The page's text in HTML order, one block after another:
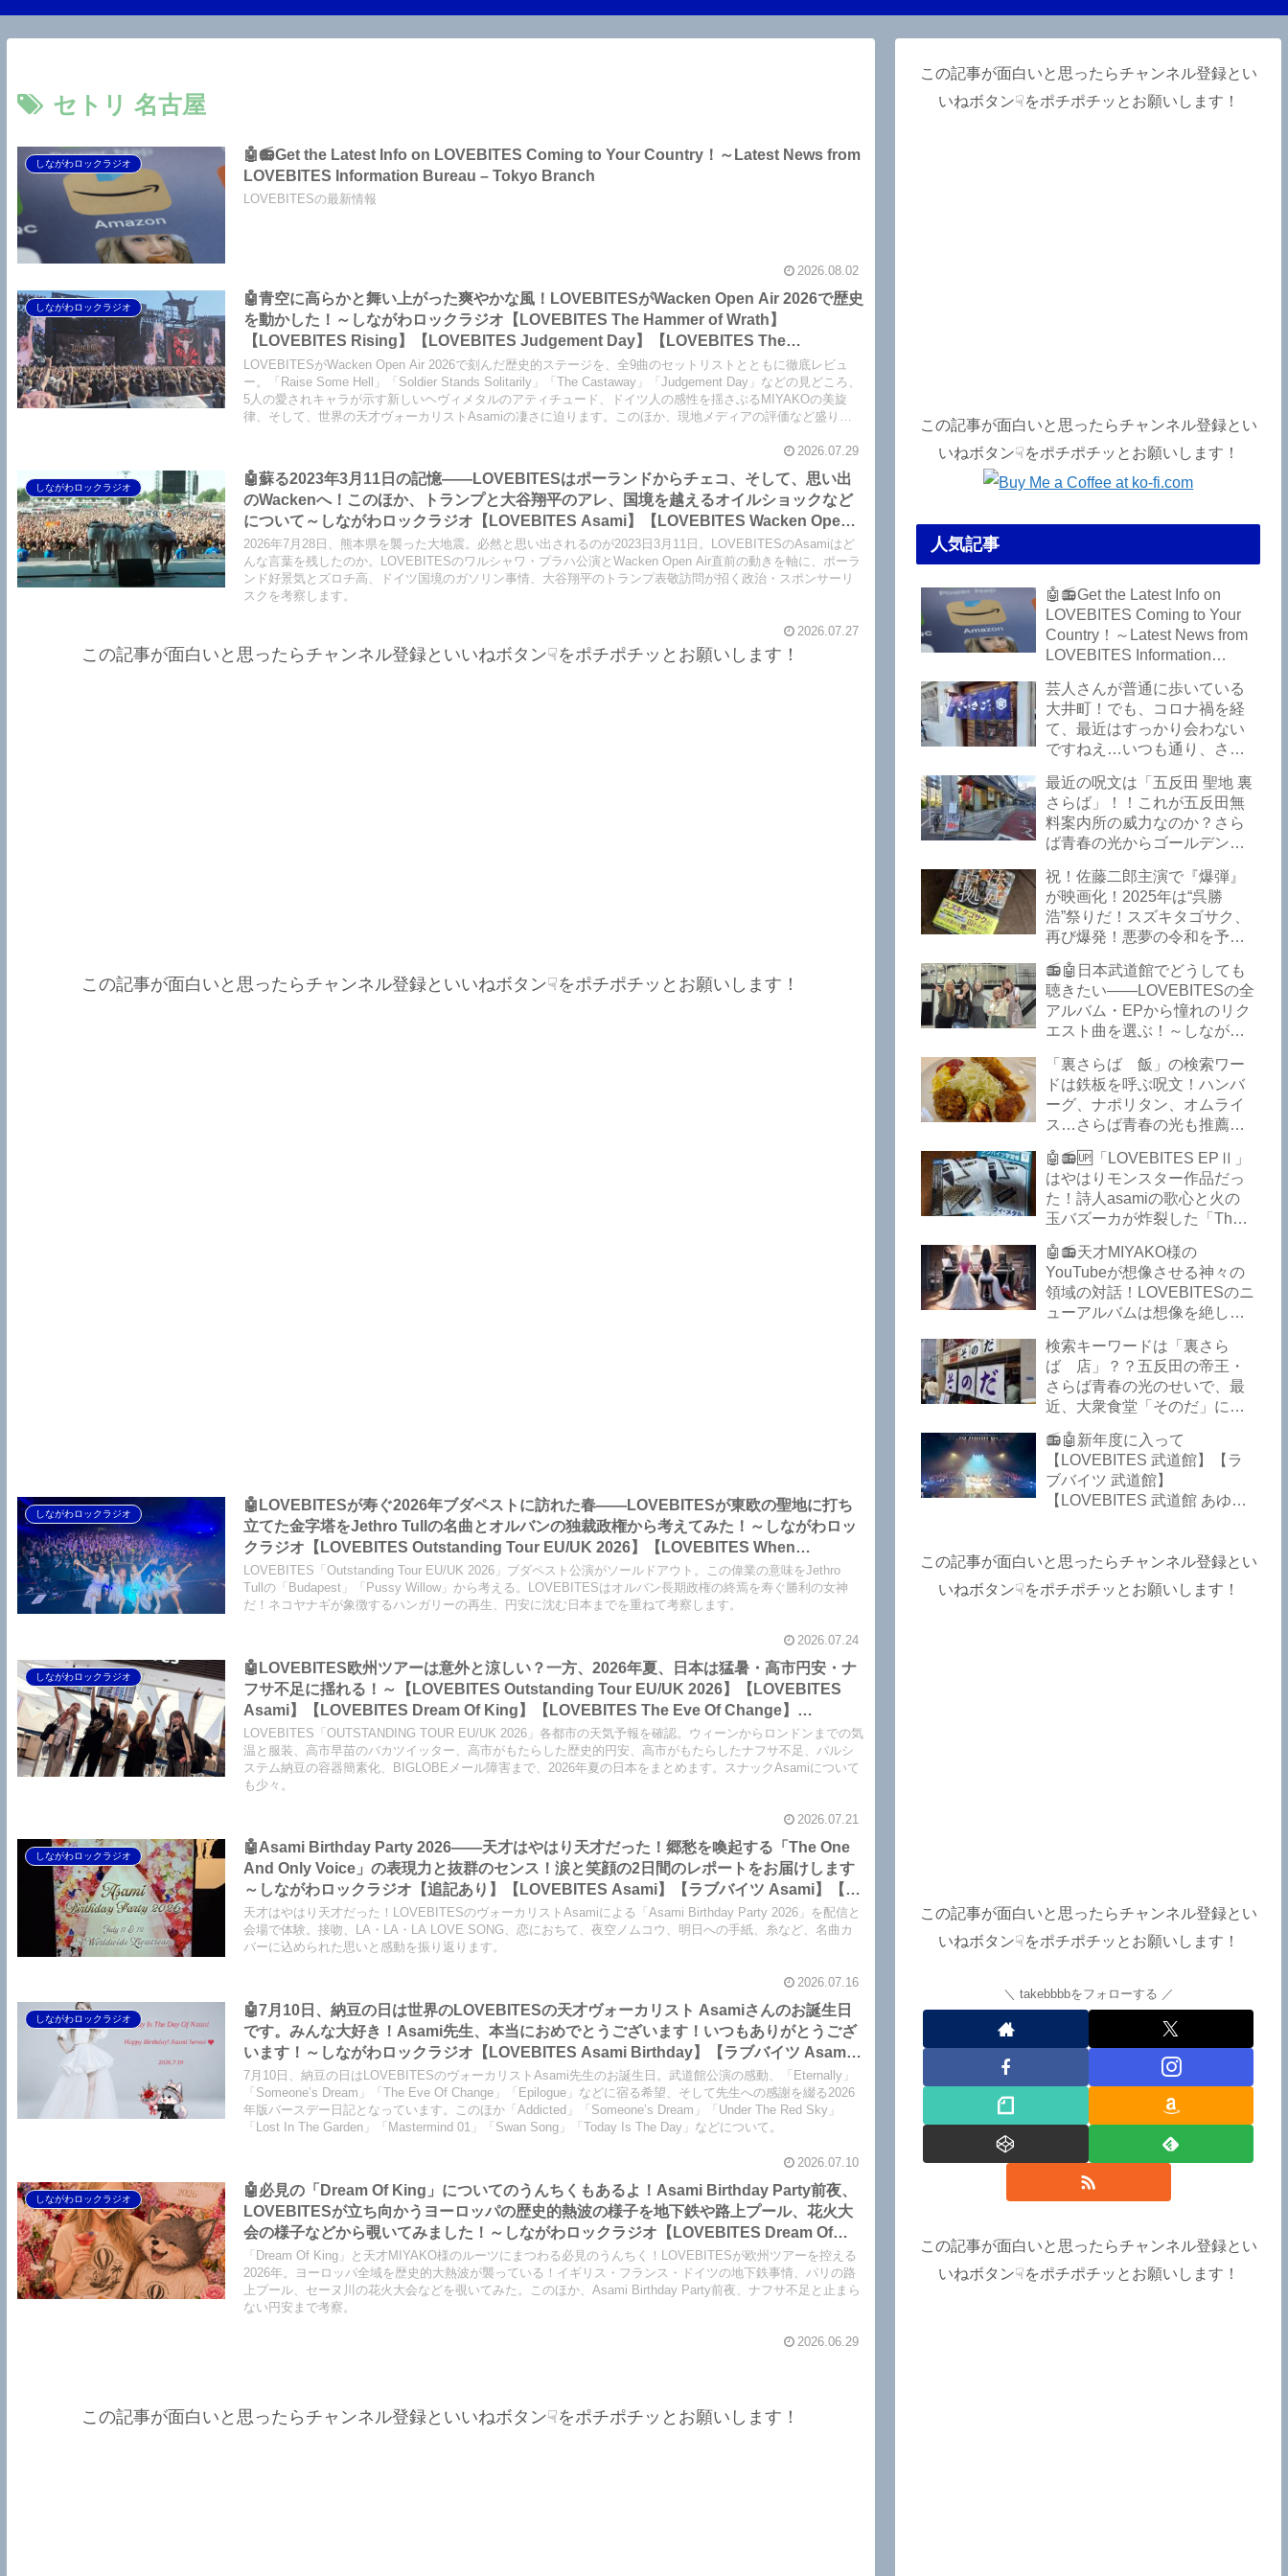
セトリ 名古屋
しながわロックラジオ
🤖📻Get the Latest Info on LOVEBITES Coming to Your Country！～Latest News from
LOVEBITES Information Bureau – Tokyo Branch
LOVEBITESの最新情報
2026.08.02
しながわロックラジオ
🤖青空に高らかと舞い上がった爽やかな風！LOVEBITESがWacken Open Air 2026で歴史
を動かした！～しながわロックラジオ【LOVEBITES The Hammer of Wrath】
【LOVEBITES Rising】【LOVEBITES Judgement Day】【LOVEBITES The
Castaway】【LOVEBITES Raise Some Hell】【LOVEBITES Soldier Stands
Solitarily】【LOVEBITES When Destinies Align】【LOVEBITES M.D.O.】
【LOVEBITES Holy War】
LOVEBITESがWacken Open Air 2026で刻んだ歴史的ステージを、全9曲のセットリストとともに徹底レビュ
ー。「Raise Some Hell」「Soldier Stands Solitarily」「The Castaway」「Judgement Day」などの見どころ、
5人の愛されキャラが示す新しいヘヴィメタルのアティチュード、ドイツ人の感性を揺さぶるMIYAKOの美旋
律、そして、世界の天才ヴォーカリストAsamiの凄さに迫ります。このほか、現地メディアの評価など盛りだ
2026.07.29
しながわロックラジオ
🤖蘇る2023年3月11日の記憶――LOVEBITESはポーランドからチェコ、そして、思い出
のWackenへ！このほか、トランプと大谷翔平のアレ、国境を越えるオイルショックなど
について～しながわロックラジオ【LOVEBITES Asami】【LOVEBITES Wacken Open
Air】【LOVEBITES The Castaway】【LOVEBITES One Will Remain】【LOVEBITES
We The United】【LOVEBITES Nameless Warrior】【James Last Vibrations】
2026年7月28日、熊本県を襲った大地震。必然と思い出されるのが2023日3月11日。LOVEBITESのAsamiはど
んな言葉を残したのか。LOVEBITESのワルシャワ・プラハ公演とWacken Open Air直前の動きを軸に、ポーラ
ンド好景気とズロチ高、ドイツ国境のガソリン事情、大谷翔平のトランプ表敬訪問が招く政治・スポンサーリ
スクを考察します。
2026.07.27
この記事が面白いと思ったらチャンネル登録といいねボタン☟をポチポチッとお願いします！
この記事が面白いと思ったらチャンネル登録といいねボタン☟をポチポチッとお願いします！
しながわロックラジオ
🤖LOVEBITESが寿ぐ2026年ブダペストに訪れた春――LOVEBITESが東欧の聖地に打ち
立てた金字塔をJethro Tullの名曲とオルバンの独裁政権から考えてみた！～しながわロッ
クラジオ【LOVEBITES Outstanding Tour EU/UK 2026】【LOVEBITES When
Destinies Allign】【LOVEBITES Blazing Halo】【LOVEBITES Liar】【LOVEBITES
One Will Remain】【LOVEBITES Budapest】【Jethro Tull Budapest】【Jethro Tull
Pussy Willow】
LOVEBITES「Outstanding Tour EU/UK 2026」ブダペスト公演がソールドアウト。この偉業の意味をJethro
Tullの「Budapest」「Pussy Willow」から考える。LOVEBITESはオルバン長期政権の終焉を寿ぐ勝利の女神
だ！ネコヤナギが象徴するハンガリーの再生、円安に沈む日本までを重ねて考察します。
2026.07.24
しながわロックラジオ
🤖LOVEBITES欧州ツアーは意外と涼しい？一方、2026年夏、日本は猛暑・高市円安・ナ
フサ不足に揺れる！～【LOVEBITES Outstanding Tour EU/UK 2026】【LOVEBITES
Asami】【LOVEBITES Dream Of King】【LOVEBITES The Eve Of Change】
【LOVEBITES Silence The Void】【LOVEBITES Eternally】【LOVEBITES Lost In The
Garden】【LOVEBITES スナックAsami】
LOVEBITES「OUTSTANDING TOUR EU/UK 2026」各都市の天気予報を確認。ウィーンからロンドンまでの気
温と服装、高市早苗のバカツイッター、高市がもたらした歴史的円安、高市がもたらしたナフサ不足、パルシ
ステム納豆の容器簡素化、BIGLOBEメール障害まで、2026年夏の日本をまとめます。スナックAsamiについて
も少々。
2026.07.21
しながわロックラジオ
🤖Asami Birthday Party 2026――天才はやはり天才だった！郷愁を喚起する「The One
And Only Voice」の表現力と抜群のセンス！涙と笑顔の2日間のレポートをお届けします
～しながわロックラジオ【追記あり】【LOVEBITES Asami】【ラブバイツ Asami】【接
吻 -kiss- ORIGINAL LOVE】【LA・LA・LA LOVE SONG 久保田利伸 with NAOMI
CAMPBELL】【恋におちて -Fall in love- 小林明子】【Hello, Again ～昔からある場所～
My Little Lover】【夜空ノムコウ SMAP】【炎 LiSA】【明日への手紙 手嶌葵】【糸 中島
天才はやはり天才だった！LOVEBITESのヴォーカリストAsamiによる「Asami Birthday Party 2026」を配信と
会場で体験。接吻、LA・LA・LA LOVE SONG、恋におちて、夜空ノムコウ、明日への手紙、糸など、名曲カ
バーに込められた思いと感動を振り返ります。
2026.07.16
しながわロックラジオ
🤖7月10日、納豆の日は世界のLOVEBITESの天才ヴォーカリスト Asamiさんのお誕生日
です。みんな大好き！Asami先生、本当におめでとうございます！いつもありがとうござ
います！～しながわロックラジオ【LOVEBITES Asami Birthday】【ラブバイツ Asami
Birthday】【LOVEBITES Asami Birthday Party】【LOVEBITES 歌詞 和訳】
【LOVEBITES The Eve Of Change】【LOVEBITES Eternally】 【LOVEBITES
Addicted】 【LOVEBITES Someone’s Dream】
7月10日、納豆の日はLOVEBITESのヴォーカリストAsami先生のお誕生日。武道館公演の感動、「Eternally」
「Someone’s Dream」「The Eve Of Change」「Epilogue」などに宿る希望、そして先生への感謝を綴る2026
年版バースデー日記となっています。このほか「Addicted」「Someone’s Dream」「Under The Red Sky」
「Lost In The Garden」「Mastermind 01」「Swan Song」「Today Is The Day」などについて。
2026.07.10
しながわロックラジオ
🤖必見の「Dream Of King」についてのうんちくもあるよ！Asami Birthday Party前夜、
LOVEBITESが立ち向かうヨーロッパの歴史的熱波の様子を地下鉄や路上プール、花火大
会の様子などから覗いてみました！～しながわロックラジオ【LOVEBITES Dream Of
King】【LOVEBITES Soldier Stands Solitarily】【LOVEBITES Asami Birthday
Party】【Black Sabath N.I.B】【松崎しげる 愛のメモリー】
「Dream Of King」と天才MIYAKO様のルーツにまつわる必見のうんちく！LOVEBITESが欧州ツアーを控える
2026年。ヨーロッパ全域を歴史的大熱波が襲っている！イギリス・フランス・ドイツの地下鉄事情、パリの路
上プール、セーヌ川の花火大会などを覗いてみた。このほか、Asami Birthday Party前夜、ナフサ不足と止まら
ない円安まで考察。
2026.06.29
この記事が面白いと思ったらチャンネル登録といいねボタン☟をポチポチッとお願いします！
この記事が面白いと思ったらチャンネル登録とい
いねボタン☟をポチポチッとお願いします！
この記事が面白いと思ったらチャンネル登録とい
いねボタン☟をポチポチッとお願いします！
人気記事
🤖📻Get the Latest Info on
LOVEBITES Coming to Your
Country！～Latest News from
LOVEBITES Information
芸人さんが普通に歩いている
大井町！でも、コロナ禍を経
て、最近はすっかり会わない
ですねえ…いつも通り、さぼ
から飲んできました。私以外
にもLOVEBITESファンが数名
いるようですよ笑
最近の呪文は「五反田 聖地 裏
さらば」！！これが五反田無
料案内所の威力なのか？さら
ば青春の光からゴールデンウ
いた！激安の肉の刺し盛りが
美味い！酒もぶっちぎりで安
い！本格焼鳥 五反田「富士
屋」がオープンから３カ月で
ごった返しているぞ！【さら
ば青春の光 五反田 グルメ】
祝！佐藤二郎主演で『爆弾』
が映画化！2025年は“呉勝
浩”祭りだ！スズキタゴサク、
再び爆発！悪夢の令和を予言
２』が不気味な存在感で他を
圧倒した！異形の家族小説
『Q』も文句なしだぞ！～
2025年版「このミステリーが
すごい！」
📻🤖日本武道館でどうしても
聴きたい――LOVEBITESの全
アルバム・EPから憧れのリク
エスト曲を選ぶ！～しながわ
武道館】【ラブバイツ 武道
館】【LOVEBITES 武道館 セ
トリ】【LOVEBITES リクエ
スト曲】【LOVEBITES
Inspire】【LOVEBITES Under
The Red Sky】【LOVEBITES
Epilogue】【LOVEBITES
Today Is The Day】
【LOVEBITES Dystopia
Symphony】【LOVEBITES
My Orion】【LOVEBITES
Lost In The Garden】
【LOVEBITES The Bell In
Of Control】【LOVEBITES
The Eve Of Change】
「裏さらば 飯」の検索ワー
ドは鉄板を呼ぶ呪文！ハンバ
ーグ、ナポリタン、オムライ
ス…さらば青春の光も推薦！
定のお子様ランチを食ってき
たよ！【さらば青春の光 五反
田 グルメ】
🤖📻🆙「LOVEBITES EPⅡ」
はやはりモンスター作品だっ
た！詩人asamiの歌心と火の
玉バズーカが炸裂した「The
のだぞ！～しながわロックラ
ジオ【追記あり】
🤖📻天才MIYAKO様の
YouTubeが想像させる神々の
領域の対話！LOVEBITESのニ
ューアルバムは想像を絶して
玉てやんでい、D-A-Dの新
曲、ブルース・ディッキンソ
ン情報などです～しながわロ
ックラジオ【追記複数あり】
検索キーワードは「裏さら
ば 店」？？五反田の帝王・
さらば青春の光のせいで、最
近、大衆食堂「そのだ」に入
よ…【さらば青春の光 五反田
グルメ】
📻🤖新年度に入って
【LOVEBITES 武道館】【ラ
ブバイツ 武道館】
【LOVEBITES 武道館 あゆ
2025 セトリ】【LOVEBITES
海外の反応】あたりがトレン
ドキーワードのようです。
この記事が面白いと思ったらチャンネル登録とい
いねボタン☟をポチポチッとお願いします！
この記事が面白いと思ったらチャンネル登録とい
いねボタン☟をポチポチッとお願いします！
takebbbbをフォローする
この記事が面白いと思ったらチャンネル登録とい
いねボタン☟をポチポチッとお願いします！